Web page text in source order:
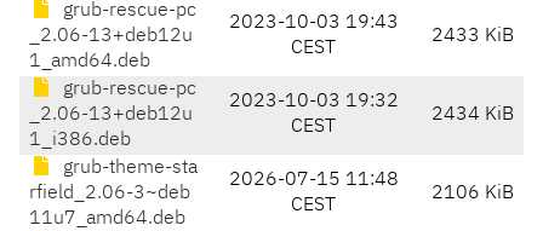
grub-rescue-pc
_2.06-13+deb12u
1_amd64.deb
2023-10-03 19:43
CEST
2433 KiB
grub-rescue-pc
_2.06-13+deb12u
1_i386.deb
2023-10-03 19:32
CEST
2434 KiB
grub-theme-sta
rfield_2.06-3~deb
11u7_amd64.deb
2026-07-15 11:48
CEST
2106 KiB